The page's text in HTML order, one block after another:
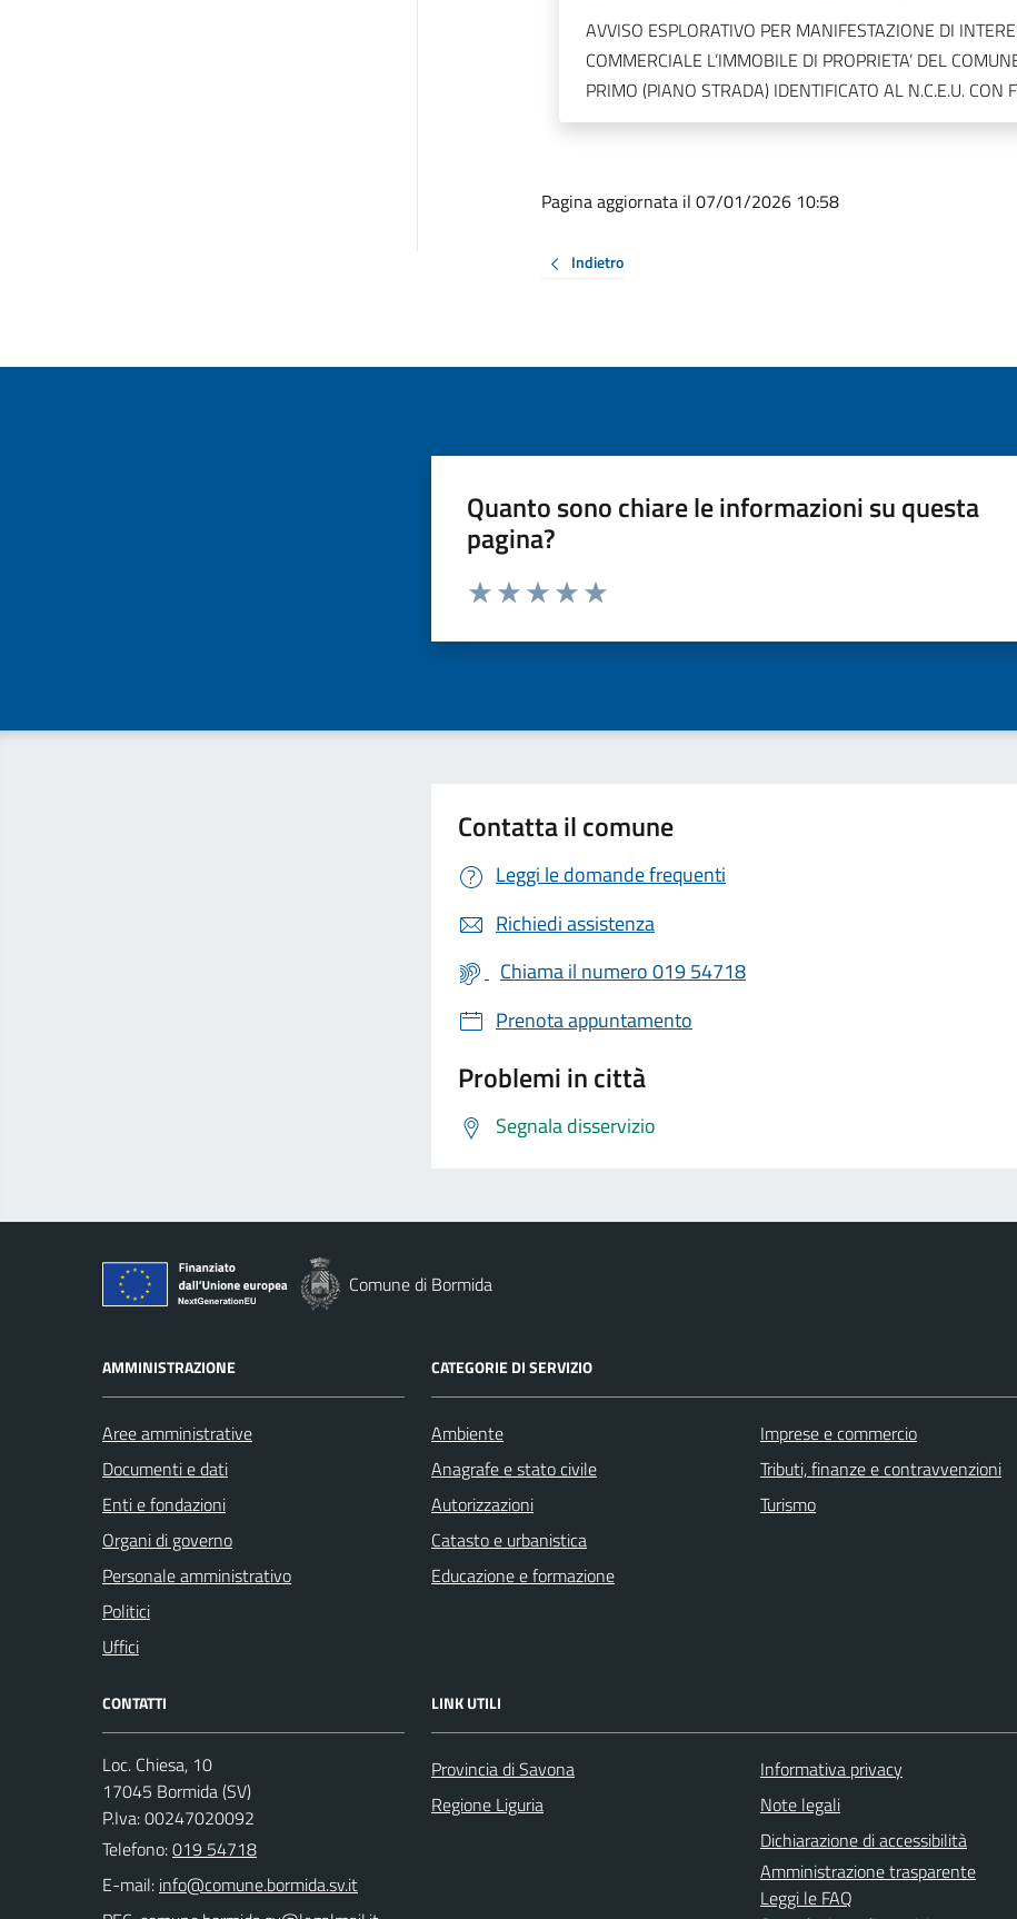
AVVISO ESPLORATIVO PER MANIFESTAZIONE DI
COMMERCIALE L’IMMOBILE DI PROPRIETA’ DEL
PRIMO (PIANO STRADA) IDENTIFICATO AL N.C.E.U.
Pagina aggiornata il 07/01/2026 10:58
Indietro
Quanto sono chiare le informazioni su questa
pagina?
Valuta da 1 a 5 stelle la pagina
Contatta il comune
Leggi le domande frequenti
Richiedi assistenza
Chiama il numero 019 54718
Prenota appuntamento
Problemi in città
Segnala disservizio
Comune di Bormida
AMMINISTRAZIONE
Aree amministrative
Documenti e dati
Enti e fondazioni
Organi di governo
Personale amministrativo
Politici
Uffici
CATEGORIE DI SERVIZIO
Ambiente
Anagrafe e stato civile
Autorizzazioni
Catasto e urbanistica
Educazione e formazione
Imprese e commercio
Tributi, finanze e contravvenzioni
Turismo
CONTATTI
Loc. Chiesa, 10
17045 Bormida (SV)
P.Iva: 00247020092
Telefono:019 54718
E-mail:
LINK UTILI
Provincia di Savona
Regione Liguria
Informativa privacy
Note legali
Dichiarazione di accessibilità
Amministrazione trasparente
Leggi le FAQ